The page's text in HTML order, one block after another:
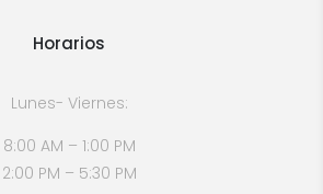
Horarios
Lunes- Viernes:
8:00 AM – 1:00 PM
2:00 PM – 5:30 PM